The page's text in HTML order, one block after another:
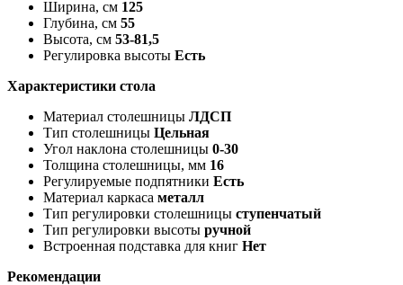
Ширина, см 125
Глубина, см 55
Высота, см 53-81,5
Регулировка высоты Есть
Характеристики стола
Материал столешницы ЛДСП
Тип столешницы Цельная
Угол наклона столешницы 0-30
Толщина столешницы, мм 16
Регулируемые подпятники Есть
Материал каркаса металл
Тип регулировки столешницы ступенчатый
Тип регулировки высоты ручной
Встроенная подставка для книг Нет
Рекомендации